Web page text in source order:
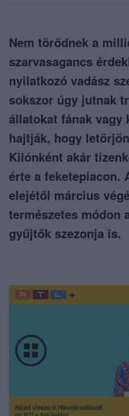
Nem törődnek a
szarvasagancs
nyilatkozó vadász
sokszor úgy jutnak
állatokat fának
hajtják, hogy
Kilónként akár
érte a feketepiacon.
elejétől március
természetes módon
gyűjtők szezonja is.